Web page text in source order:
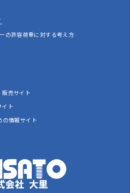
の許容荷重に対する考え方
売サイト
ト
情報サイト